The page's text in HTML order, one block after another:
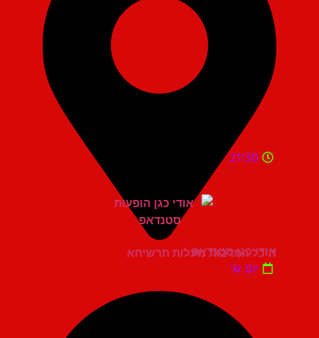
היכל התרבות מעלות תרשיחא
21:30
אודי כגן סטנדאפ
יום ש'